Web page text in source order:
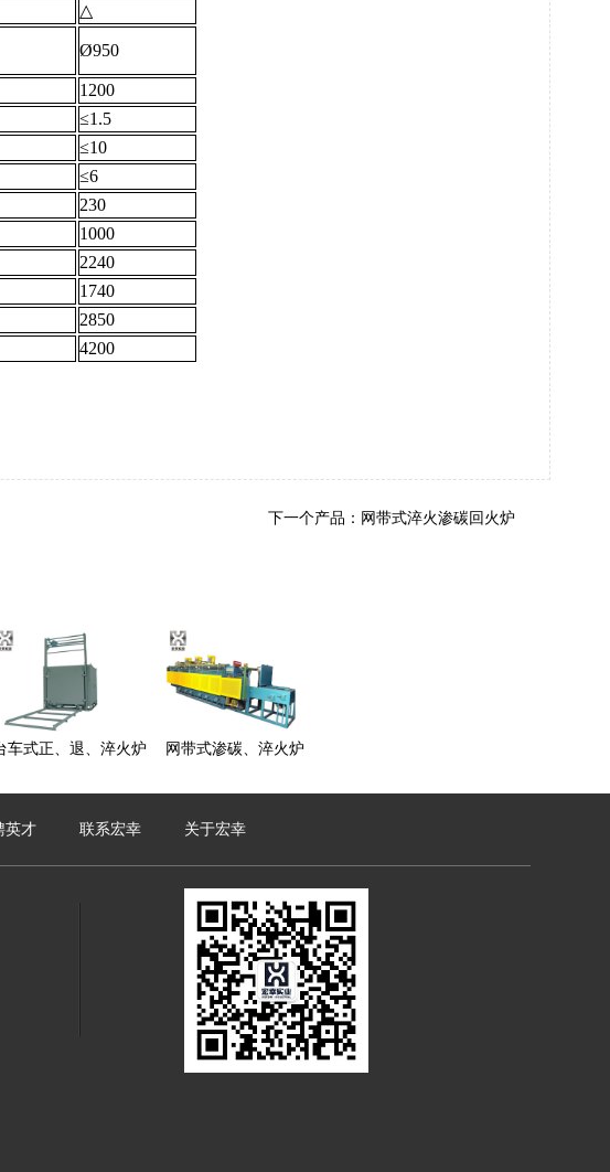
△
Ø950
1200
≤1.5
≤10
≤6
230
1000
2240
1740
2850
4200
下一个产品： 网带式淬火渗碳回火炉
车式正、退、淬火炉 网带式渗碳、淬火炉
英才 联系宏幸 关于宏幸